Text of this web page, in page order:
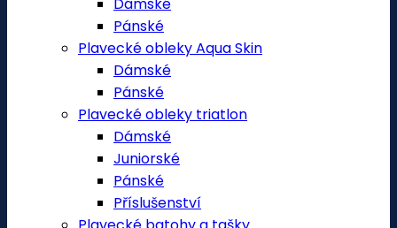
Pánské
Plavecké obleky Aqua Skin
Dámské
Pánské
Plavecké obleky triatlon
Dámské
Juniorské
Pánské
Příslušenství